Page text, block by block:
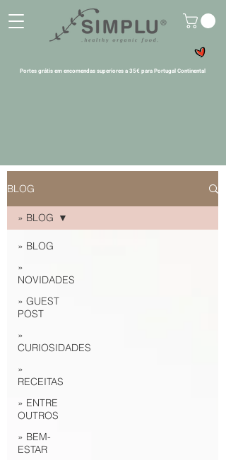
Portes grátis em encomendas superiores a 35€ para Portugal Continental
BLOG
» BLOG
»
NOVIDADES
» GUEST
POST
»
CURIOSIDADES
»
RECEITAS
» ENTRE
OUTROS
» BEM-
ESTAR
» BLOG